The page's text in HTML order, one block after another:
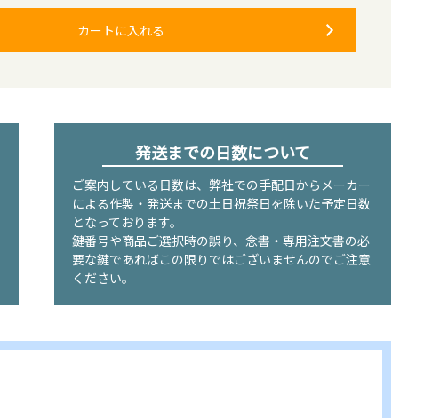
カートに入れる
発送までの日数について
ご案内している日数は、弊社での手配日からメーカー
による作製・発送までの土日祝祭日を除いた予定日数
となっております。
鍵番号や商品ご選択時の誤り、念書・専用注文書の必
要な鍵であればこの限りではございませんのでご注意
ください。